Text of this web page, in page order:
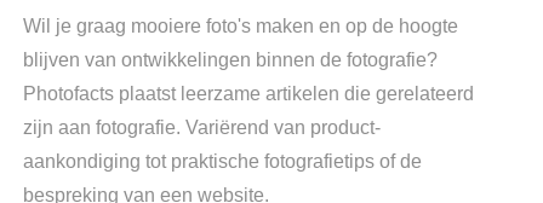
Wil je graag mooiere foto's maken en op de hoogte
blijven van ontwikkelingen binnen de fotografie?
Photofacts plaatst leerzame artikelen die gerelateerd
zijn aan fotografie. Variërend van product-
aankondiging tot praktische fotografietips of de
bespreking van een website.